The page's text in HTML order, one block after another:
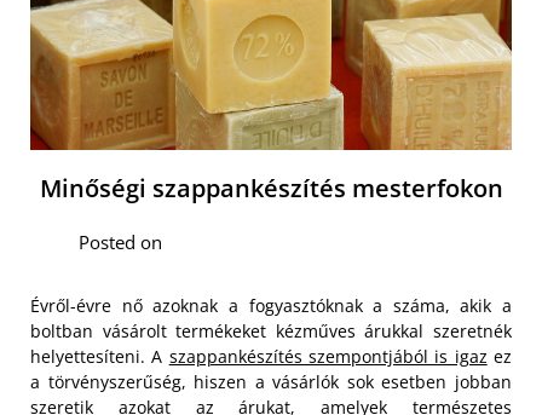
Minőségi szappankészítés mesterfokon
Posted on
Évről-évre nő azoknak a fogyasztóknak a száma, akik a
boltban vásárolt termékeket kézműves árukkal szeretnék
helyettesíteni. A szappankészítés szempontjából is igaz ez
a törvényszerűség, hiszen a vásárlók sok esetben jobban
szeretik azokat az árukat, amelyek természetes